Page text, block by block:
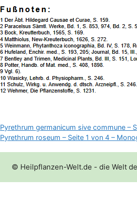
Pyrethrum germanicum sive commune –
Pyrethrum roseum – Seite 1 von 4 –
© Heilpflanzen-Welt.de - die Welt